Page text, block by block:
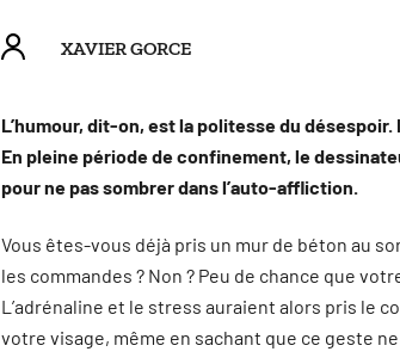
XAVIER GORCE
L’humour, dit-on, est la politesse du
En pleine période de confinement, le
pour ne pas sombrer dans l’auto-affliction.
Vous êtes-vous déjà pris un mur de béton au
les commandes ? Non ? Peu de chance que
L’adrénaline et le stress auraient alors pris le
votre visage, même en sachant que ce geste